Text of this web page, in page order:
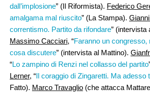
dall’implosione” (Il Riformista). Federico
amalgama mal riuscito” (La Stampa).
correntismo. Partito da rifondare” (intervista
Massimo Cacciari, “Faranno un congresso,
cosa discutere” (intervista al Mattino).
“Lo zampino di Renzi nel collasso del partito
Lerner, “Il coraggio di Zingaretti. Ma adesso
Fatto). Marco Travaglio (che attacca